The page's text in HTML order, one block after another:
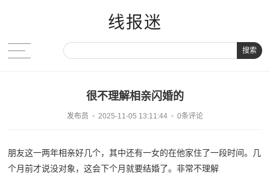
线报迷
搜索
很不理解相亲闪婚的
发布员 2025-11-05 13:11:44 0条评论
朋友这一两年相亲好几个，其中还有一女的在他家住了一段时间。几
个月前才说没对象，这会下个月就要结婚了。非常不理解